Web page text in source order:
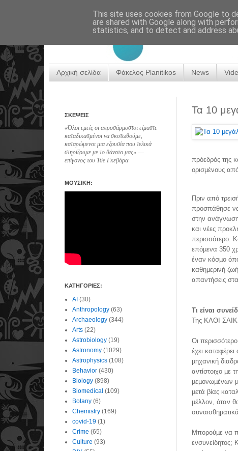
Αρχική σελίδα Φάκελος Planitikos News
Τα 10
πρόεδρός της
ορισµένους
Πριν από
προσπάθησε να
στην
και νέες
περισσότερο.
επόµενα 350
έναν κόσµο
καθηµερινή
απαντήσεις
Τι είναι
Της ΚΑΘΙ
Οι
έχει
µηχανική
αντίστοιχο µε
µεµονωµένων
µετά βίας
µέλλον, όταν
Μπορούµε να
ενσυνείδητος;
ΣΚΕΨΕΙΣ
«Όλοι εμείς οι απροσάρμοστοι είμαστε
καταδικασμένοι να σκοτωθούμε,
καταρώμενοι μια εξουσία που τελικά
στηρίζουμε με το θάνατο μας» ―
επίγονος του Τσε Γκεβάρα
ΜΟΥΣΙΚΗ:
ΚΑΤΗΓΟΡΙΕΣ:
AI (30)
Anthropology (63)
Archaeology (344)
Arts (22)
Astrobiology (19)
Astronomy (1029)
Astrophysics (108)
Behavior (430)
Biology (898)
Biomedical (109)
Botany (6)
Chemistry (169)
covid-19 (1)
Crime (65)
Culture (93)
This site uses cookies from Google to
are shared with Google along with
statistics, and to detect and address